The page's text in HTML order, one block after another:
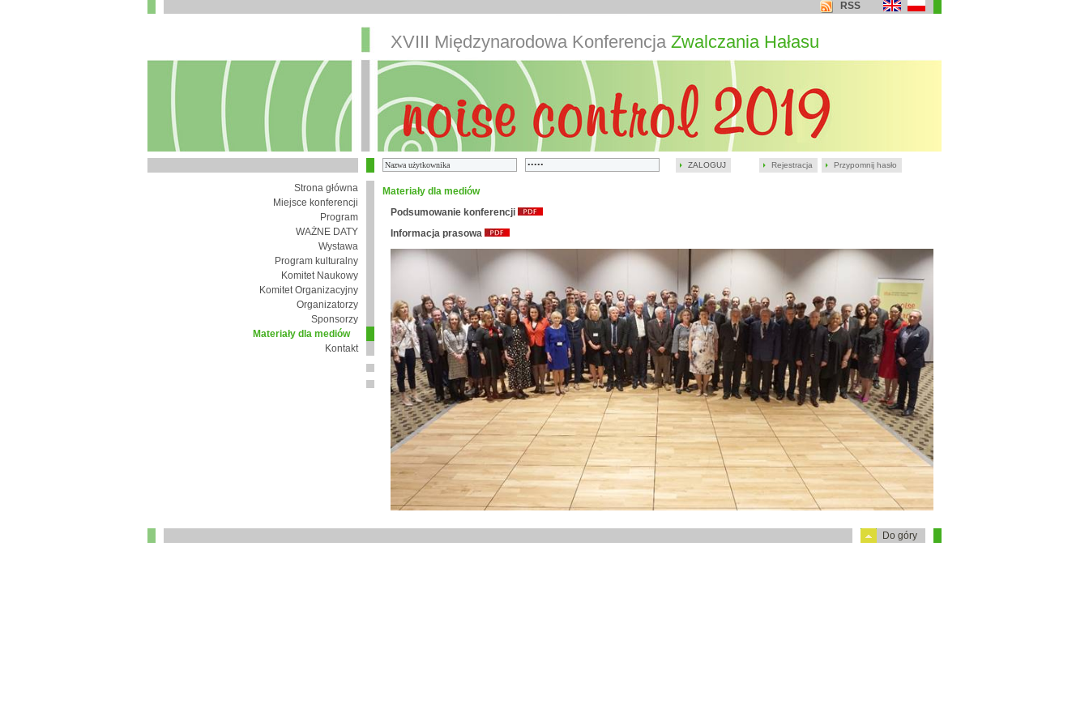
ZALOGUJ Rejestracja Przypomnij hasło
RSS
XVIII Międzynarodowa Konferencja Zwalczania Hałasu
Strona główna
Miejsce konferencji
Program
WAŻNE DATY
Wystawa
Program kulturalny
Komitet Naukowy
Komitet Organizacyjny
Organizatorzy
Sponsorzy
Materiały dla mediów
Kontakt
Materiały dla mediów
Podsumowanie konferencji
Informacja prasowa
Do góry